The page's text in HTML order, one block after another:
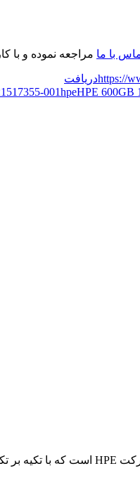
با ما مراجعه نموده و با
https://دریافت
517355-001hpeHPE 600GB